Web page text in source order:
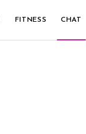
FITNESS CHAT